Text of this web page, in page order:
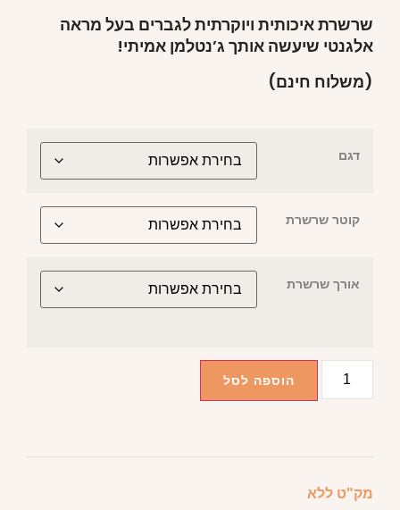
שרשרת איכותית ויוקרתית לגברים בעל מראה
אלגנטי שיעשה אותך ג’נטלמן אמיתי!
(משלוח חינם)
דגם
קוטר שרשרת
אורך שרשרת
הוספה לסל
מק"ט ללא